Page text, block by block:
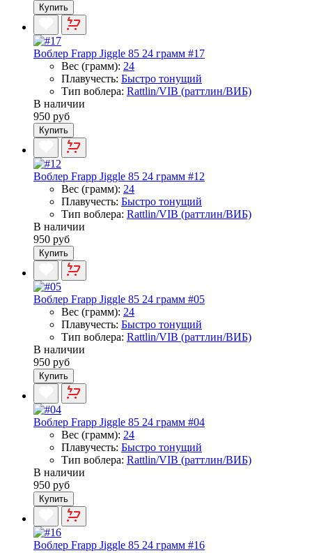
Купить
Воблер Frapp Jiggle 85 24 грамм #17
Вес (грамм): 24
Плавучесть: Быстро тонущий
Тип воблера: Rattlin/VIB (раттлин/ВИБ)
В наличии
950 руб
Купить
Воблер Frapp Jiggle 85 24 грамм #12
Вес (грамм): 24
Плавучесть: Быстро тонущий
Тип воблера: Rattlin/VIB (раттлин/ВИБ)
В наличии
950 руб
Купить
Воблер Frapp Jiggle 85 24 грамм #05
Вес (грамм): 24
Плавучесть: Быстро тонущий
Тип воблера: Rattlin/VIB (раттлин/ВИБ)
В наличии
950 руб
Купить
Воблер Frapp Jiggle 85 24 грамм #04
Вес (грамм): 24
Плавучесть: Быстро тонущий
Тип воблера: Rattlin/VIB (раттлин/ВИБ)
В наличии
950 руб
Купить
Воблер Frapp Jiggle 85 24 грамм #16